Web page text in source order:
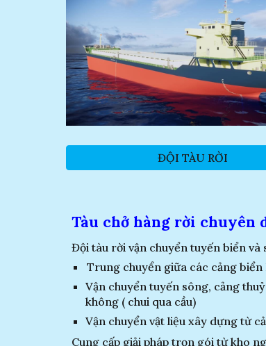
ĐỘI TÀU RỜI
Tàu chở hàng rời chuyên
Đội tàu rời vận chuyển tuyến biển
Trung chuyển giữa các cảng
Vận chuyển tuyến sông, cảng
không ( chui qua cầu)
Vận chuyển vật liệu xây dựng từ
Cung cấp giải pháp trọn gói từ kho